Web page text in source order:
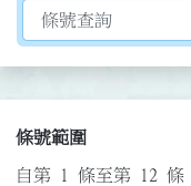
切換選擇法規資訊內容
條號範圍
自第 1 條至第 12 條